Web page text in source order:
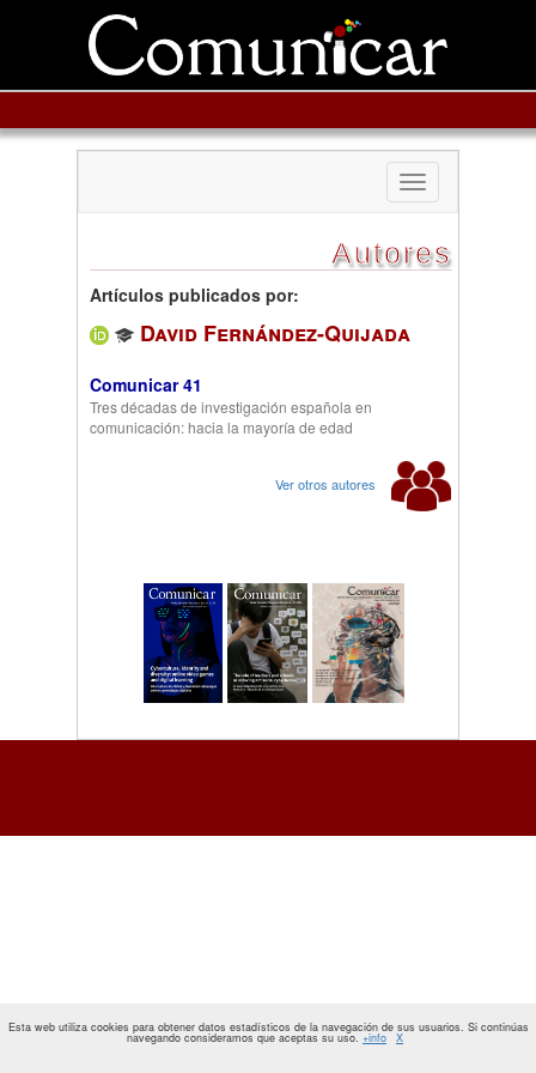
Toggle
navigation
Autores
Artículos publicados por:
David Fernández-Quijada
Comunicar 41
Tres décadas de investigación española en
comunicación: hacia la mayoría de edad
Ver otros autores
Esta web utiliza cookies para obtener datos estadísticos de la navegación de sus usuarios. Si continúas
navegando consideramos que aceptas su uso. +info X